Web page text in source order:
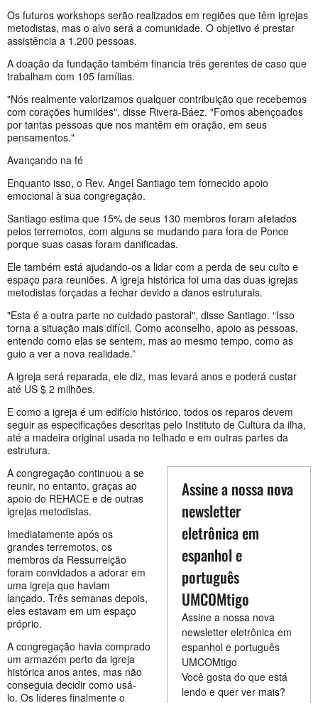
Os futuros workshops serão realizados em regiões que têm igrejas
metodistas, mas o alvo será a comunidade. O objetivo é prestar
assistência a 1.200 pessoas.
A doação da fundação também financia três gerentes de caso que
trabalham com 105 famílias.
"Nós realmente valorizamos qualquer contribuição que recebemos
com corações humildes", disse Rivera-Báez. "Fomos abençoados
por tantas pessoas que nos mantêm em oração, em seus
pensamentos."
Avançando na fé
Enquanto isso, o Rev. Angel Santiago tem fornecido apoio
emocional à sua congregação.
Santiago estima que 15% de seus 130 membros foram afetados
pelos terremotos, com alguns se mudando para fora de Ponce
porque suas casas foram danificadas.
Ele também está ajudando-os a lidar com a perda de seu culto e
espaço para reuniões. A igreja histórica foi uma das duas igrejas
metodistas forçadas a fechar devido a danos estruturais.
"Esta é a outra parte no cuidado pastoral", disse Santiago. “Isso
torna a situação mais difícil. Como aconselho, apoio as pessoas,
entendo como elas se sentem, mas ao mesmo tempo, como as
guio a ver a nova realidade.”
A igreja será reparada, ele diz, mas levará anos e poderá custar
até US $ 2 milhões.
E como a igreja é um edifício histórico, todos os reparos devem
seguir as especificações descritas pelo Instituto de Cultura da ilha,
até a madeira original usada no telhado e em outras partes da
estrutura.
Assine a nossa nova
newsletter
eletrônica em
espanhol e
português
UMCOMtigo
Assine a nossa nova
newsletter eletrônica em
espanhol e português
UMCOMtigo
Você gosta do que está
lendo e quer ver mais?
A congregação continuou a se
reunir, no entanto, graças ao
apoio do REHACE e de outras
igrejas metodistas.
Imediatamente após os
grandes terremotos, os
membros da Ressurreição
foram convidados a adorar em
uma igreja que haviam
lançado. Três semanas depois,
eles estavam em um espaço
próprio.
A congregação havia comprado
um armazém perto da igreja
histórica anos antes, mas não
conseguia decidir como usá-
lo. Os líderes finalmente o